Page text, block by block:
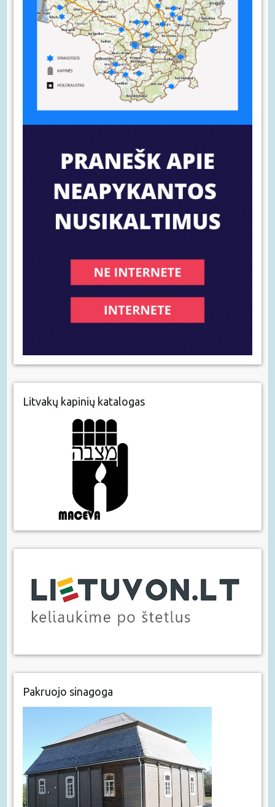
Litvakų kapinių katalogas
Pakruojo sinagoga